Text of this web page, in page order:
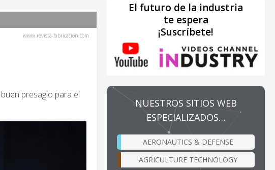
www.revista-fabricacion.com
presagio para el
El futuro de la industria
te espera
¡Suscríbete!
NUESTROS SITIOS WEB
ESPECIALIZADOS…
AERONAUTICS & DEFENSE
AGRICULTURE TECHNOLOGY